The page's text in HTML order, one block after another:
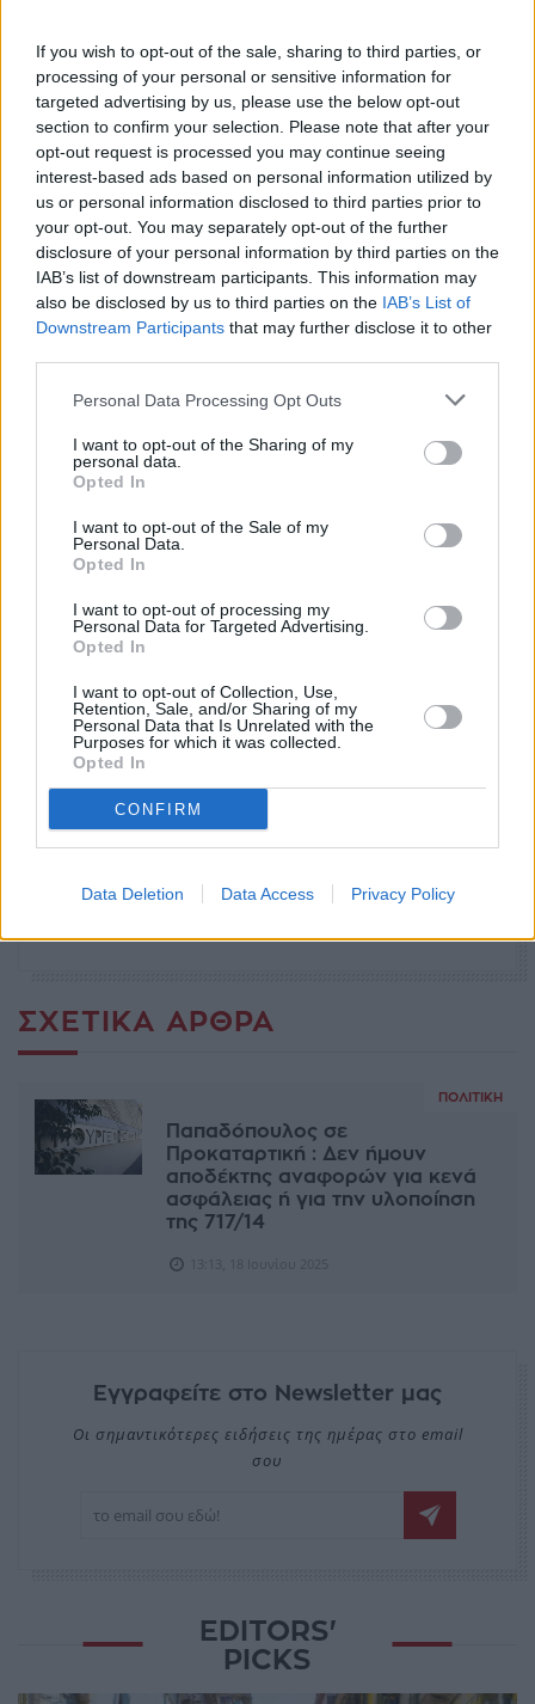
If you wish to opt-out of the sale, sharing to third parties, or
processing of your personal or sensitive information for
targeted advertising by us, please use the below opt-out
section to confirm your selection. Please note that after your
opt-out request is processed you may continue seeing
interest-based ads based on personal information utilized by
us or personal information disclosed to third parties prior to
your opt-out. You may separately opt-out of the further
disclosure of your personal information by third parties on the
IAB’s list of downstream participants. This information may
also be disclosed by us to third parties on the IAB’s List of
Downstream Participants that may further disclose it to other
Personal Data Processing Opt Outs
I want to opt-out of the Sharing of my
personal data.
Opted In
I want to opt-out of the Sale of my
Personal Data.
Opted In
I want to opt-out of processing my
Personal Data for Targeted Advertising.
Opted In
I want to opt-out of Collection, Use,
Retention, Sale, and/or Sharing of my
Personal Data that Is Unrelated with the
Purposes for which it was collected.
Opted In
CONFIRM
Data Deletion Data Access Privacy Policy
Ετικέτες πυρκαγιά
Ακολουθήστε το Sofokleousin.gr στο
Google News
ΣΧΕΤΙΚΆ ΆΡΘΡΑ
ΠΟΛΙΤΙΚΉ
Παπαδόπουλος σε
Προκαταρτική : Δεν ήμουν
αποδέκτης αναφορών για κενά
ασφάλειας ή για την υλοποίηση
της 717/14
Εγγραφείτε στο Newsletter μας
Οι σημαντικότερες ειδήσεις της ημέρας στο email
σου
EDITORS'
PICKS